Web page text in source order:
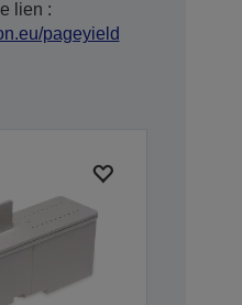
lien :
pageyield